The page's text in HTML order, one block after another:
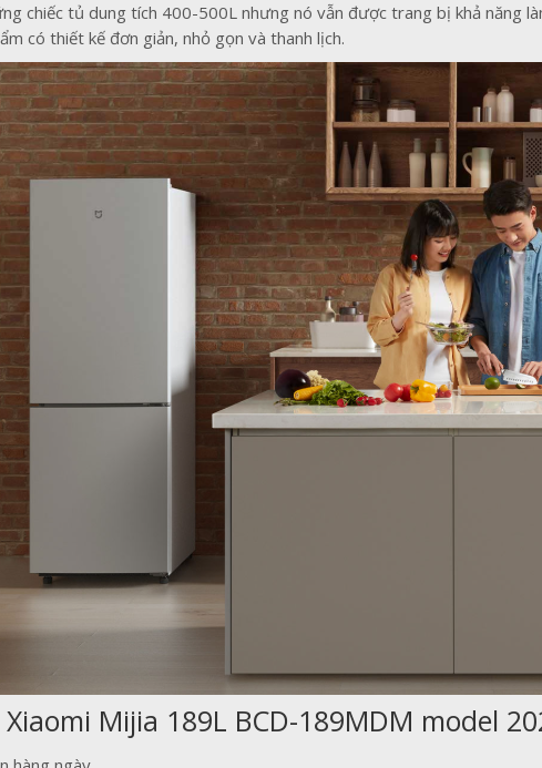
chiếc tủ dung tích 400-500L nhưng nó vẫn được trang bị khả năng
có thiết kế đơn giản, nhỏ gọn và thanh lịch.
Mijia 189L BCD-189MDM model